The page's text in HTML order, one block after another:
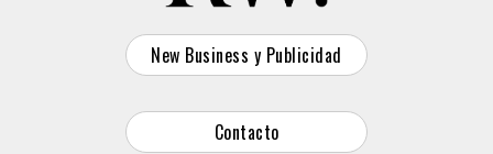
New Business y Publicidad
Contacto